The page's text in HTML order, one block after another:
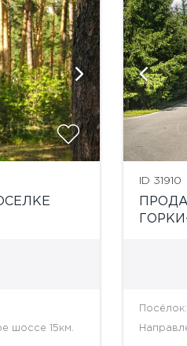
шоссе 15км.
ID 31910
Посёлок: